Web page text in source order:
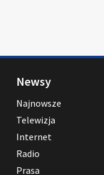
Newsy
Najnowsze
Telewizja
Internet
Radio
Prasa